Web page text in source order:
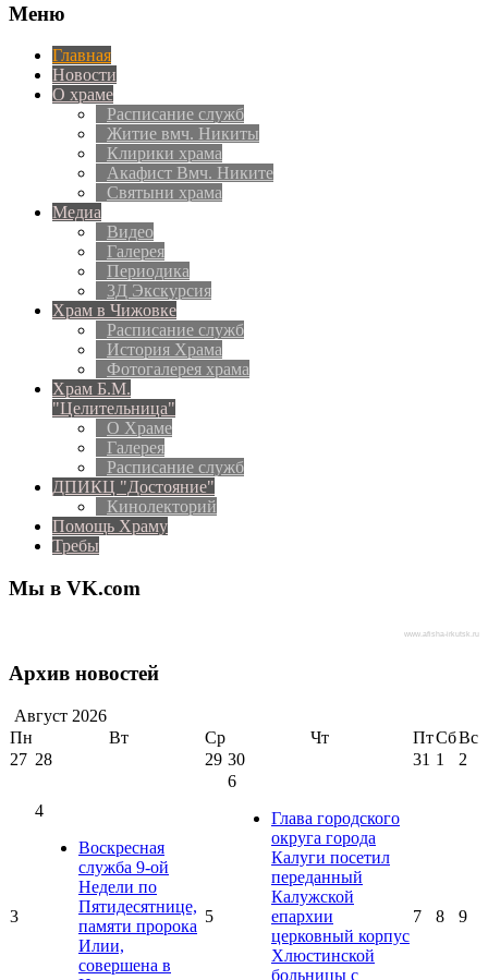
Меню
Главная
Новости
О храме
Расписание служб
Житие вмч. Никиты
Клирики храма
Акафист Вмч. Никите
Святыни храма
Медиа
Видео
Галерея
Периодика
3Д Экскурсия
Храм в Чижовке
Расписание служб
История Храма
Фотогалерея храма
Храм Б.М.
"Целительница"
О Храме
Галерея
Расписание служб
ДПИКЦ "Достояние"
Кинолекторий
Помощь Храму
Требы
Мы в VK.com
www.afisha-irkutsk.ru
Архив новостей
Август 2026
Пн
Вт Ср Чт ПтСбВс
27 28 29 30 31 1 2
3
4
Воскресная
служба 9-ой
Недели по
Пятидесятнице,
памяти пророка
Илии,
совершена в
5
6
Глава городского
округа города
Калуги посетил
переданный
Калужской
епархии
церковный корпус
Хлюстинской
больницы с
7 8 9